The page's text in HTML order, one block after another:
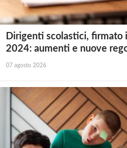
Dirigenti scolastici,
2024: aumenti e nuove
07 agosto 2026